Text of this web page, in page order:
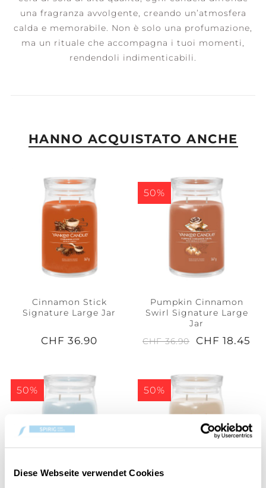
Diese Webseite verwendet Cookies
una fragranza avvolgente, creando un’atmosfera
calda e memorabile. Non è solo una profumazione,
ma un rituale che accompagna i tuoi momenti,
rendendoli indimenticabili.
HANNO ACQUISTATO ANCHE
Cinnamon Stick
Signature Large Jar
CHF 36.90
50%
Pumpkin Cinnamon
Swirl Signature Large
Jar
CHF 36.90
CHF 18.45
50% 50%